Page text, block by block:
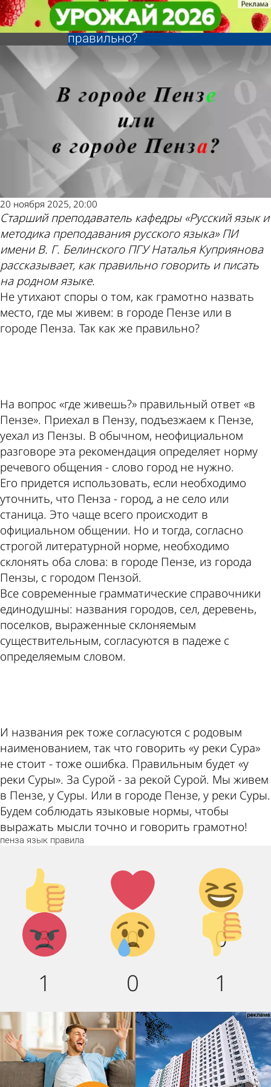
В городе Пензе или в
городе Пенза - как
правильно?
Ликбез
20 ноября 2025, 20:00
Старший преподаватель кафедры «Русский язык и
методика преподавания русского языка» ПИ
имени В. Г. Белинского ПГУ Наталья Куприянова
рассказывает, как правильно говорить и писать
на родном языке.
Не утихают споры о том, как грамотно назвать
место, где мы живем: в городе Пензе или в
городе Пенза. Так как же правильно?
На вопрос «где живешь?» правильный ответ «в
Пензе». Приехал в Пензу, подъезжаем к Пензе,
уехал из Пензы. В обычном, неофициальном
разговоре эта рекомендация определяет норму
речевого общения - слово город не нужно.
Его придется использовать, если необходимо
уточнить, что Пенза - город, а не село или
станица. Это чаще всего происходит в
официальном общении. Но и тогда, согласно
строгой литературной норме, необходимо
склонять оба слова: в городе Пензе, из города
Пензы, с городом Пензой.
Все современные грамматические справочники
единодушны: названия городов, сел, деревень,
поселков, выраженные склоняемым
существительным, согласуются в падеже с
определяемым словом.
И названия рек тоже согласуются с родовым
наименованием, так что говорить «у реки Сура»
не стоит - тоже ошибка. Правильным будет «у
реки Суры». За Сурой - за рекой Сурой. Мы живем
в Пензе, у Суры. Или в городе Пензе, у реки Суры.
Будем соблюдать языковые нормы, чтобы
выражать мысли точно и говорить грамотно!
пенза язык правила
Палец
вверх!
3
Лайк!
0
Дикий
смех!
0
Агрессия!
1
Грусть :(
0
Палец
вниз!
1
В городе Пензе или в
городе Пенза - как
правильно?
Ликбез
Другие новости по
теме
Погода и курсы
валют в Пензе